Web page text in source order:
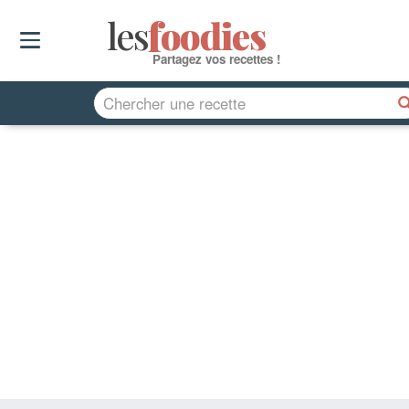
lesfoodies
Partagez vos recettes !